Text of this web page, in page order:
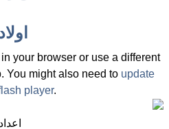
your browser or use a different
You might also need to update
player.